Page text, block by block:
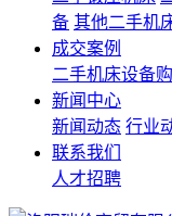
备 其他二手机
成交案例
二手机床设备
新闻中心
新闻动态 行业
联系我们
人才招聘